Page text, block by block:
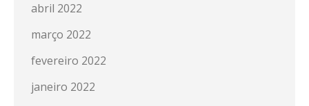
abril 2022
março 2022
fevereiro 2022
janeiro 2022